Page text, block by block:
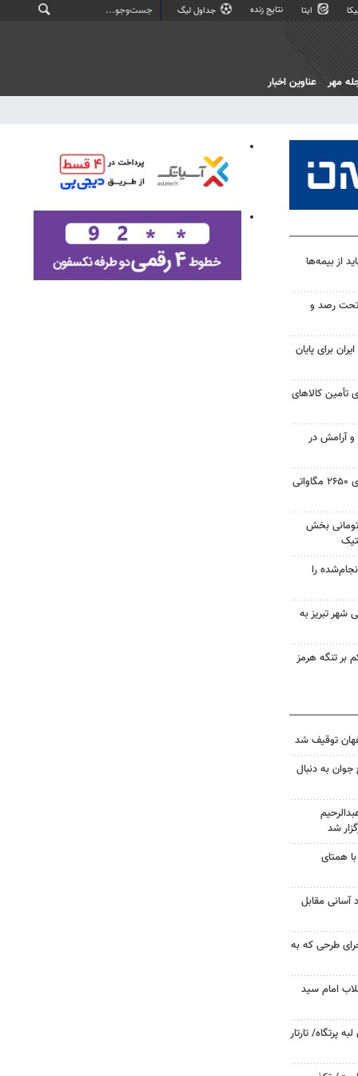
ایتا نتایج زنده جداول لیگ
مهر عناوین اخبار
از بیمه‌ها
تحت رصد و
برای پایان
تأمین کالاهای
و آرامش در
حسینی: ایجاد نیروگاه خورشیدی ۲۶۵۰ مگاواتی
تومانی بخش
را
شهر تبریز به
بر تنگه هرمز
به دنبال
شد
همتای
آسانی مقابل
طرحی که به
امام سید
پرتگاه/ تارتار